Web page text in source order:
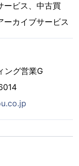
ービス、中古買
ーカイブサービス
ング営業G